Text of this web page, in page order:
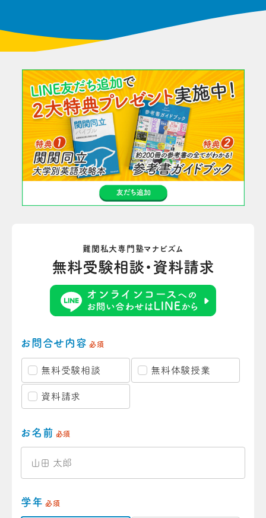
難関私大専門塾マナビズム
無料受験相談・資料請求
お問合せ内容 必須
無料受験相談 無料体験授業
資料請求
お名前 必須
学年 必須